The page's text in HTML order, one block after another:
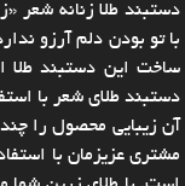
دستبند طلا زنانه شعر
با تو بودن دلم آرزو
دستبند طلای شعر با
آن زیبایی محصول را
مشتری عزیزمان با